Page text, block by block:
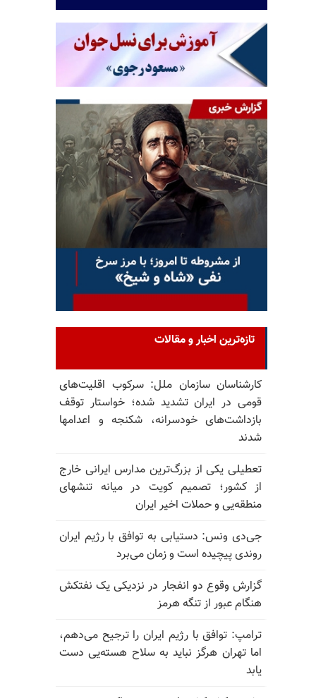
تازه‌ترین اخبار و مقالات
کارشناسان سازمان ملل: سرکوب اقلیت‌های
قومی در ایران تشدید شده؛ خواستار توقف
بازداشت‌های خودسرانه، شکنجه و اعدامها
شدند
تعطیلی یکی از بزرگ‌ترین مدارس ایرانی خارج
از کشور؛ تصمیم کویت در میانه تنشهای
منطقه‌یی و حملات اخیر ایران
جی‌دی ونس: دستیابی به توافق با رژیم ایران
روندی پیچیده است و زمان می‌برد
گزارش وقوع دو انفجار در نزدیکی یک نفتکش
هنگام عبور از تنگه هرمز
ترامپ: توافق با رژیم ایران را ترجیح می‌دهم،
اما تهران هرگز نباید به سلاح هسته‌یی دست
یابد